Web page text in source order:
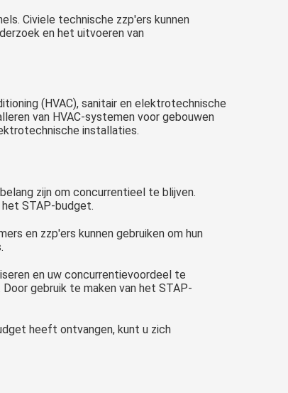
Civiele technische zzp'ers kunnen
en het uitvoeren van
(HVAC), sanitair en elektrotechnische
van HVAC-systemen voor gebouwen
installaties.
zijn om concurrentieel te blijven.
het STAP-budget.
en zzp'ers kunnen gebruiken om hun
en uw concurrentievoordeel te
gebruik te maken van het STAP-
heeft ontvangen, kunt u zich